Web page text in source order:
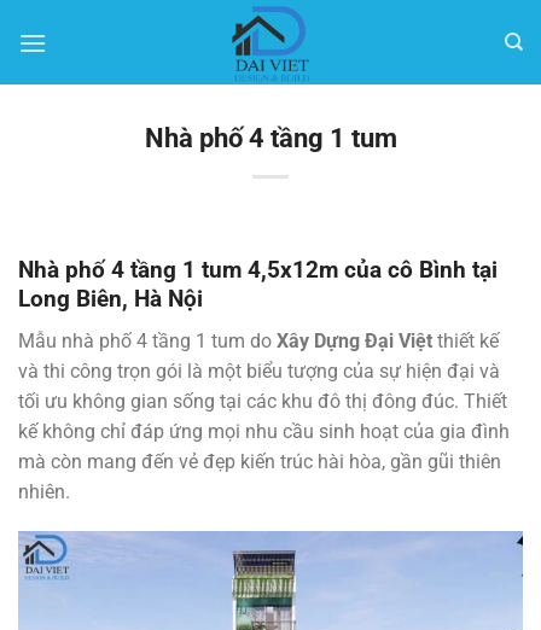
qua
Nhà phố 4 tầng 1 tum
Nhà phố 4 tầng 1 tum 4,5x12m của cô Bình tại
Long Biên, Hà Nội
Mẫu nhà phố 4 tầng 1 tum do Xây Dựng Đại Việt thiết kế
và thi công trọn gói là một biểu tượng của sự hiện đại và
tối ưu không gian sống tại các khu đô thị đông đúc. Thiết
kế không chỉ đáp ứng mọi nhu cầu sinh hoạt của gia đình
mà còn mang đến vẻ đẹp kiến trúc hài hòa, gần gũi thiên
nhiên.